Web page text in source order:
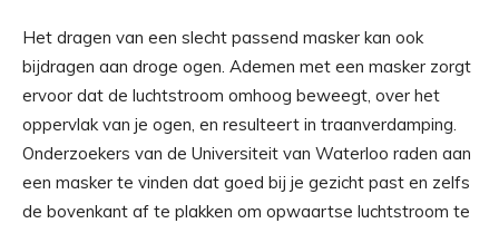
Het dragen van een slecht passend masker kan ook
bijdragen aan droge ogen. Ademen met een masker zorgt
ervoor dat de luchtstroom omhoog beweegt, over het
oppervlak van je ogen, en resulteert in traanverdamping.
Onderzoekers van de Universiteit van Waterloo raden aan
een masker te vinden dat goed bij je gezicht past en zelfs
de bovenkant af te plakken om opwaartse luchtstroom te